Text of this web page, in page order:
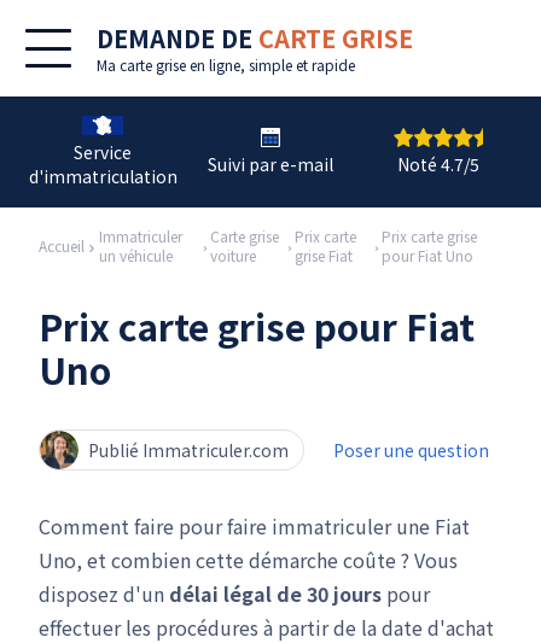
DEMANDE DE CARTE GRISE
Ma carte grise en ligne, simple et rapide
Service
d'immatriculation
Suivi par e-mail Noté 4.7/5
Accueil
Immatriculer
un véhicule
Carte grise
voiture
Prix carte
grise Fiat
Prix carte grise
pour Fiat Uno
Prix carte grise pour Fiat
Uno
Publié Immatriculer.com Poser une question
Comment faire pour faire immatriculer une Fiat
Uno, et combien cette démarche coûte ? Vous
disposez d'un délai légal de 30 jours pour
effectuer les procédures à partir de la date d'achat